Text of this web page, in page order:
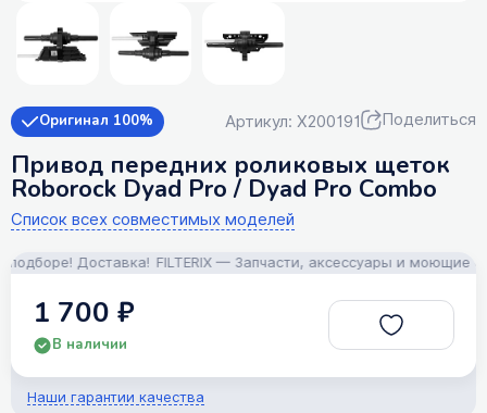
Оригинал 100% Артикул: X200191 Поделиться
Привод передних роликовых щеток
Roborock Dyad Pro / Dyad Pro Combo
Список всех совместимых моделей
Доставка! FILTERIX — Запчасти, аксессуары и моющие
1 700 ₽
В наличии
Наши гарантии качества